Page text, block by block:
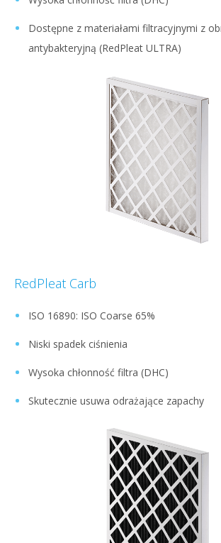
Dostępne z materiałami filtracyjnymi z
antybakteryjną (RedPleat ULTRA)
RedPleat Carb
ISO 16890: ISO Coarse 65%
Niski spadek ciśnienia
Wysoka chłonność filtra (DHC)
Skutecznie usuwa odrażające zapachy